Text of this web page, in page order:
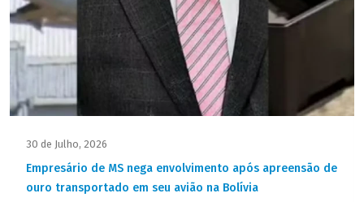
30 de Julho, 2026
Empresário de MS nega envolvimento após apreensão de
ouro transportado em seu avião na Bolívia